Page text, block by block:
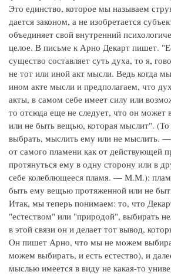
Это единство, которое мы называем
дается законом, а не изобретается
объединяет свой внутренний
целое. В письме к Арно Декарт пишет.
существо составляет суть духа, то я,
не тот или иной акт мысли. Ведь когда
ином акте мысли и предполагаем, что
акты, в самом себе имеет силу или
то отсюда еще не следует, что он
или не быть вещью, которая мыслит".
выбрать, мыслить ему или не мыслить.
от самого пламени как от действующей
протянуться ему в одну сторону или в
себе колеблющееся пламя. — М.М.);
быть ему вещью протяженной или не
Итак, мы теперь понимаем: то, что
"естеством" или "природой", выбирать
в этой связи он и делает тот вывод,
Он пишет Арно, что мы не можем
можем выбирать, и есть естество), и
мыслью имеется в виду не какая-то